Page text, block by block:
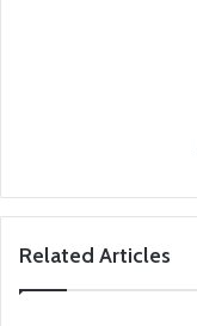
Related Articles